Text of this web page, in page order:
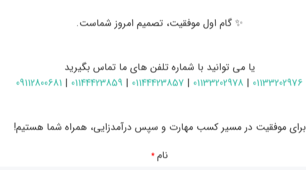
✨ گام اول موفقیت، تصمیم امروز شماست.
یا می توانید با شماره تلفن های ما تماس بگیرید
01133202976
|
01133202978
|
01144423857
|
01144423859
|
09112800681
برای موفقیت در مسیر کسب مهارت و سپس درآمدزایی، همراه شما هستیم!
نام *